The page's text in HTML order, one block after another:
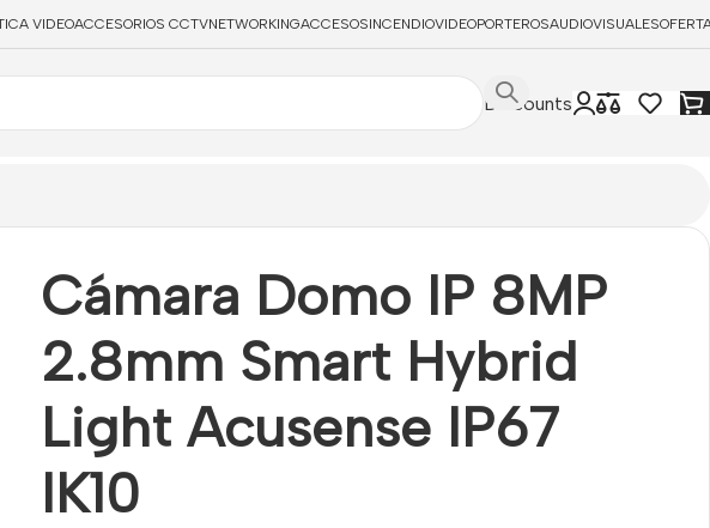
VIDEOACCESORIOS CCTVNETWORKINGACCESOSINCENDIOVIDEOPORTEROSAUDIOVISUALES
Discounts
Cámara Domo IP 8MP
2.8mm Smart Hybrid
Light Acusense IP67
IK10